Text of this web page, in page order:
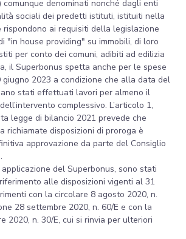
comunque denominati nonché dagli enti
sociali dei predetti istituti, istituiti nella
rispondono ai requisiti della legislazione
"in house providing" su immobili, di loro
per conto dei comuni, adibiti ad edilizia
il Superbonus spetta anche per le spese
2023 a condizione che alla data del
stati effettuati lavori per almeno il
complessivo. L’articolo 1,
legge di bilancio 2021 prevede che
richiamate disposizioni di proroga è
approvazione da parte del Consiglio
del Superbonus, sono stati
alle disposizioni vigenti al 31
con la circolare 8 agosto 2020, n.
28 settembre 2020, n. 60/E e con la
2020, n. 30/E, cui si rinvia per ulteriori